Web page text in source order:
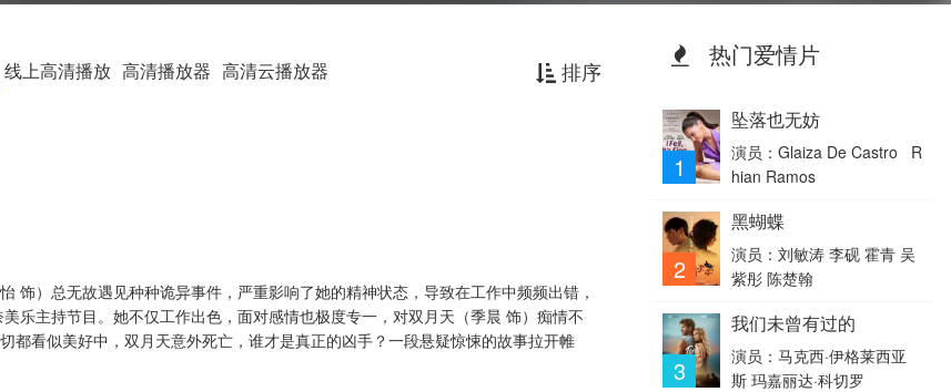
排序
线上高清播放 高清播放器 高清云播放器
饰）总无故遇见种种诡异事件，严重影响了她的精神状态，导致在工作中频频出错，
乐主持节目。她不仅工作出色，面对感情也极度专一，对双月天（季晨 饰）痴情不
都看似美好中，双月天意外死亡，谁才是真正的凶手？一段悬疑惊悚的故事拉开帷
热门爱情片
1
坠落也无妨
演员：Glaiza De Castro R
hian Ramos
2
黑蝴蝶
演员：刘敏涛 李砚 霍青 吴
紫彤 陈楚翰
3
我们未曾有过的
演员：马克西·伊格莱西亚
斯 玛嘉丽达·科切罗